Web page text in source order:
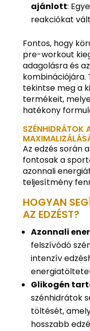
ajánlott:
reakciókat
Fontos, hogy
pre-workout
adagolásra és
tekintse meg a
termékeit,
hatékony
SZÉNHIDRÁTOK
Az edzés során
fontosak a
azonnali
teljesítmény
HOGYAN
AZ EDZÉST?
Azonnali
felszívódó
intenzív
Glikogén
szénhidrátok
töltését,
hosszabb